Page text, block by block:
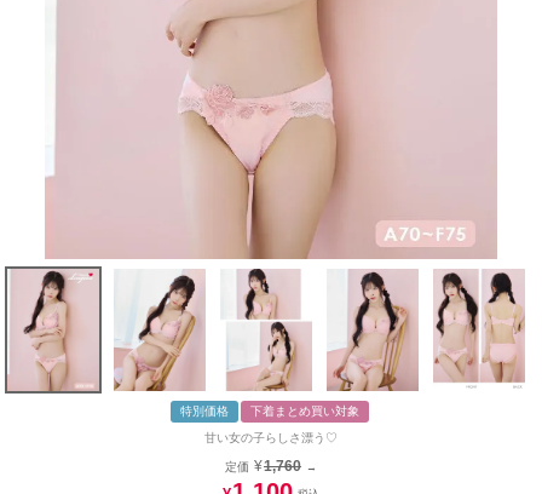
特別価格
下着まとめ買い対象
甘い女の子らしさ漂う♡
定価 ¥1,760 →